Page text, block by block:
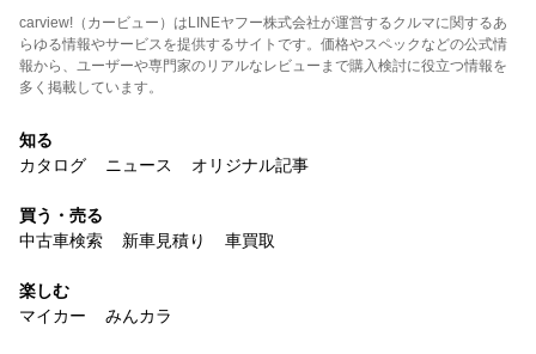
carview!（カービュー）はLINEヤフー株式会社が運営するクルマに関するあ
らゆる情報やサービスを提供するサイトです。価格やスペックなどの公式情
報から、ユーザーや専門家のリアルなレビューまで購入検討に役立つ情報を
多く掲載しています。
知る
カタログ
ニュース オリジナル記事
買う・売る
中古車検索
新車見積り 車買取
楽しむ
マイカー
みんカラ